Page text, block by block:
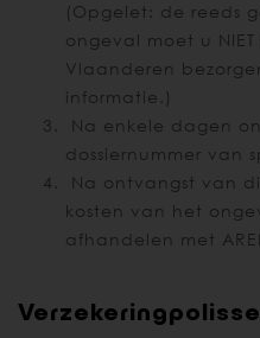
(Opgelet: de reeds
ongeval moet u
Vlaanderen
informatie.)
Na enkele dagen
dossiernummer van
Na ontvangst van
kosten van het
afhandelen met